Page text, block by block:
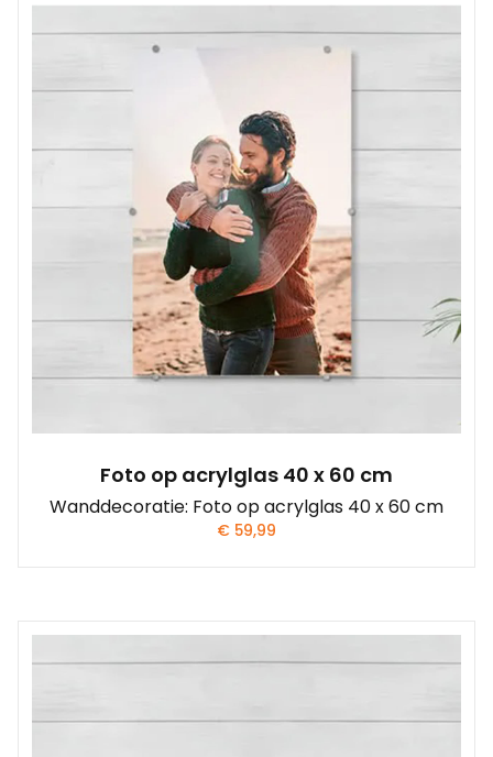
Foto op acrylglas 40 x 60 cm
Wanddecoratie: Foto op acrylglas 40 x 60 cm
€ 59,99